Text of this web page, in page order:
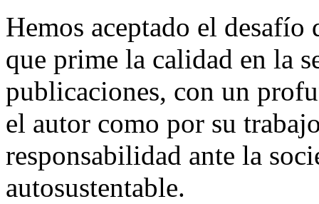
Hemos aceptado el
que prime la calidad en la
publicaciones, con un
el autor como por su
responsabilidad ante la
autosustentable.